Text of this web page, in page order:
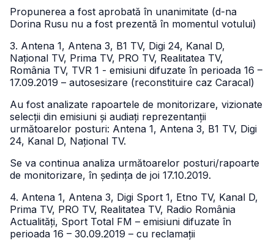
Propunerea a fost aprobată în unanimitate (d-na
Dorina Rusu nu a fost prezentă în momentul votului)
3. Antena 1, Antena 3, B1 TV, Digi 24, Kanal D,
Național TV, Prima TV, PRO TV, Realitatea TV,
România TV, TVR 1 - emisiuni difuzate în perioada 16 –
17.09.2019 – autosesizare (reconstituire caz Caracal)
Au fost analizate rapoartele de monitorizare, vizionate
selecții din emisiuni și audiați reprezentanții
următoarelor posturi: Antena 1, Antena 3, B1 TV, Digi
24, Kanal D, Național TV.
Se va continua analiza următoarelor posturi/rapoarte
de monitorizare, în ședința de joi 17.10.2019.
4. Antena 1, Antena 3, Digi Sport 1, Etno TV, Kanal D,
Prima TV, PRO TV, Realitatea TV, Radio România
Actualități, Sport Total FM – emisiuni difuzate în
perioada 16 – 30.09.2019 – cu reclamații